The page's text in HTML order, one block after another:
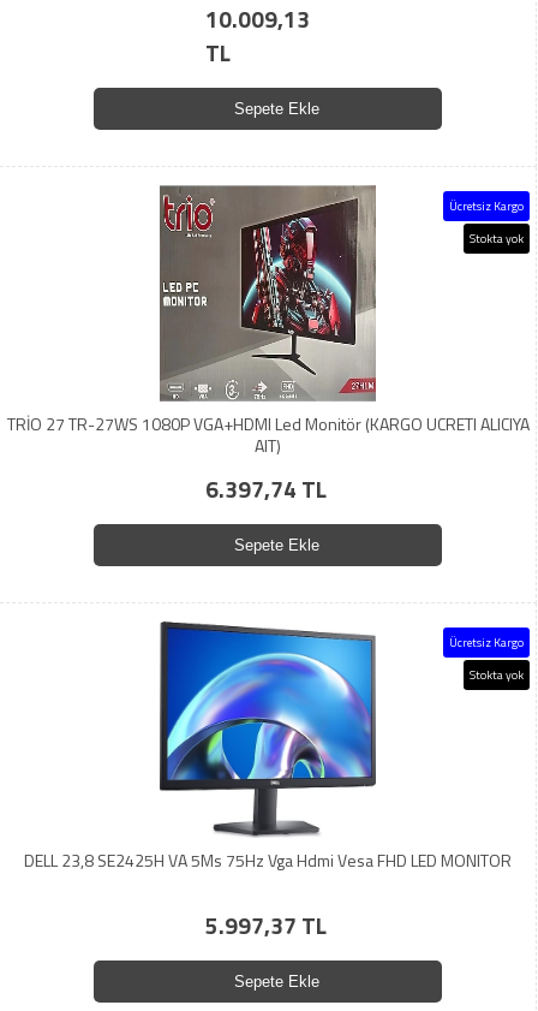
10.009,13
TL
Sepete Ekle
Ücretsiz Kargo
Stokta yok
TRİO 27 TR-27WS 1080P VGA+HDMI Led Monitör (KARGO UCRETI ALICIYA
AIT)
6.397,74 TL
Sepete Ekle
Ücretsiz Kargo
Stokta yok
DELL 23,8 SE2425H VA 5Ms 75Hz Vga Hdmi Vesa FHD LED MONITOR
5.997,37 TL
Sepete Ekle